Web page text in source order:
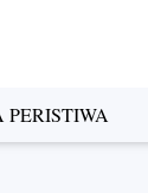
PERISTIWA